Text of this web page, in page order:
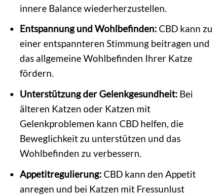
innere Balance wiederherzustellen.
Entspannung und Wohlbefinden:CBD kann zu
einer entspannteren Stimmung beitragen und
das allgemeine Wohlbefinden Ihrer Katze
fördern.
Unterstützung der Gelenkgesundheit: Bei
älteren Katzen oder Katzen mit
Gelenkproblemen kann CBD helfen, die
Beweglichkeit zu unterstützen und das
Wohlbefinden zu verbessern.
Appetitregulierung:CBD kann den Appetit
anregen und bei Katzen mit Fressunlust